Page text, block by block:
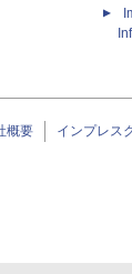
概要 インプレス